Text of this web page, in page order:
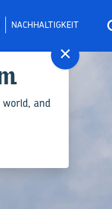
NACHHALTIGKEIT
×
and